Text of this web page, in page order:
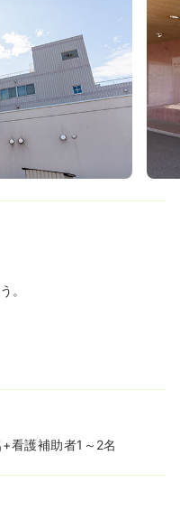
ございますので一人暮
スも出ているのでア
。
看護補助者1～2名